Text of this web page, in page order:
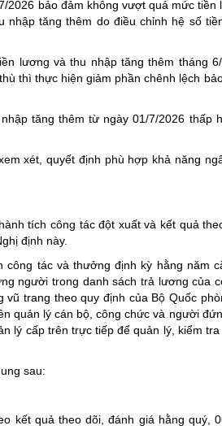
bảo đảm không vượt quá mức tiền
tăng thêm do điều chỉnh hệ số
lương và thu nhập tăng thêm tháng
thì thực hiện giảm phần chênh lệch
tăng thêm từ ngày 01/7/2026 thấp
xét, quyết định phù hợp khả năng
tích công tác đột xuất và kết quả
định này.
tác và thưởng định kỳ hằng năm
người trong danh sách trả lương của
trang theo quy định của Bộ Quốc
quản lý cán bộ, công chức và người
lý cấp trên trực tiếp để quản lý, kiểm
sau:
kết quả theo dõi, đánh giá hằng quý,